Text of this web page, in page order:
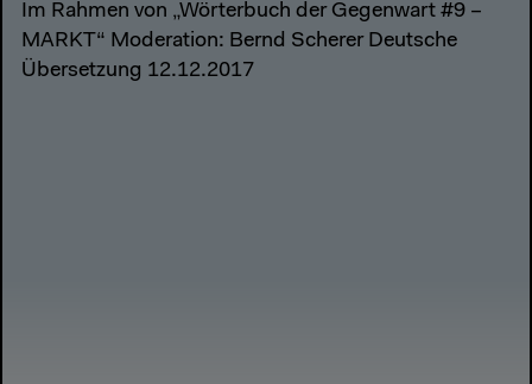
Im Rahmen von „Wörterbuch der Gegenwart #9 –
MARKT“ Moderation: Bernd Scherer Deutsche
Übersetzung 12.12.2017